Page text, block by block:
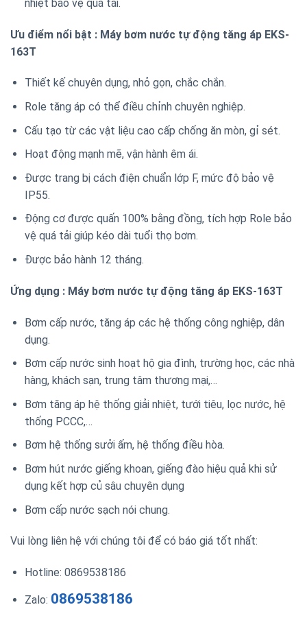
nhiệt bảo vệ quá tải.
Ưu điểm nổi bật : Máy bơm nước tự động tăng áp EKS-
163T
Thiết kế chuyên dụng, nhỏ gọn, chắc chắn.
Role tăng áp có thể điều chỉnh chuyên nghiệp.
Cấu tạo từ các vật liệu cao cấp chống ăn mòn, gỉ sét.
Hoạt động mạnh mẽ, vận hành êm ái.
Được trang bị cách điện chuẩn lớp F, mức độ bảo vệ
IP55.
Động cơ được quấn 100% bằng đồng, tích hợp Role bảo
vệ quá tải giúp kéo dài tuổi thọ bơm.
Được bảo hành 12 tháng.
Ứng dụng : Máy bơm nước tự động tăng áp EKS-163T
Bơm cấp nước, tăng áp các hệ thống công nghiệp, dân
dụng.
Bơm cấp nước sinh hoạt hộ gia đình, trường học, các nhà
hàng, khách sạn, trung tâm thương mại,…
Bơm tăng áp hệ thống giải nhiệt, tưới tiêu, lọc nước, hệ
thống PCCC,…
Bơm hệ thống sưởi ấm, hệ thống điều hòa.
Bơm hút nước giếng khoan, giếng đào hiệu quả khi sử
dụng kết hợp củ sâu chuyên dụng
Bơm cấp nước sạch nói chung.
Vui lòng liên hệ với chúng tôi để có báo giá tốt nhất:
Hotline: 0869538186
Zalo: 0869538186